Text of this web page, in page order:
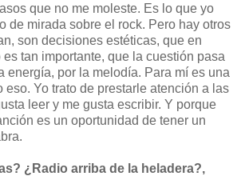
que no me moleste. Es lo que yo
de mirada sobre el rock. Pero hay otros
son decisiones estéticas, que en
tan importante, que la cuestión pasa
energía, por la melodía. Para mí es una
eso. Yo trato de prestarle atención a las
leer y me gusta escribir. Y porque
es un oportunidad de tener un
¿Radio arriba de la heladera?,